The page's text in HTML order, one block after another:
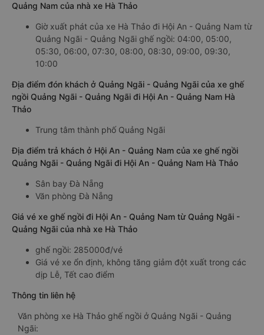
Quảng Nam của nhà xe Hà Thảo
Giờ xuất phát của xe Hà Thảo đi Hội An - Quảng Nam từ
Quảng Ngãi - Quảng Ngãi ghế ngồi: 04:00, 05:00,
05:30, 06:00, 07:30, 08:00, 08:30, 09:00, 09:30,
10:00
Địa điểm đón khách ở Quảng Ngãi - Quảng Ngãi của xe ghế
ngồi Quảng Ngãi - Quảng Ngãi đi Hội An - Quảng Nam Hà
Thảo
Trung tâm thành phố Quảng Ngãi
Địa điểm trả khách ở Hội An - Quảng Nam của xe ghế ngồi
Quảng Ngãi - Quảng Ngãi đi Hội An - Quảng Nam Hà Thảo
Sân bay Đà Nẵng
Văn phòng Đà Nẵng
Giá vé xe ghế ngồi đi Hội An - Quảng Nam từ Quảng Ngãi -
Quảng Ngãi của nhà xe Hà Thảo
ghế ngồi: 285000đ/vé
Giá vé xe ổn định, không tăng giảm đột xuất trong các
dịp Lễ, Tết cao điểm
Thông tin liên hệ
Văn phòng xe Hà Thảo ghế ngồi ở Quảng Ngãi - Quảng
Ngãi: